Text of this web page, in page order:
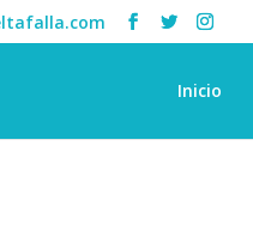
Inicio